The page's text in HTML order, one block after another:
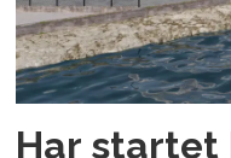
Har startet